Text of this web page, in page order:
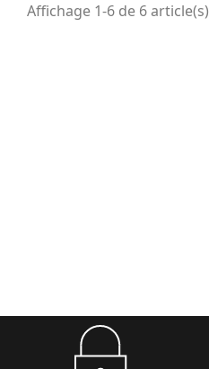
Affichage 1-6 de 6 article(s)